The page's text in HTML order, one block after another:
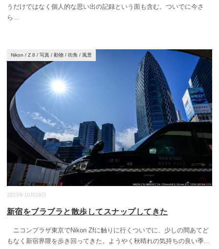
うだけではなく個人的な思い出の記録という面も含む。ついでに今さ
ら ...
2023年10月09日
Nikon / Z 8 / 写真 / 動物 / 街角 / 風景
新宿をブラブラと散歩してスナップしてきた
ニコンプラザ東京でNikon Zfに触りに行くついでに、少しの間あてど
もなく新宿界隈を歩き回ってきた。ようやく秋晴れの気持ちの良い季...